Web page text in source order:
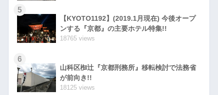
5
【KYOTO1192】(2019.1月現在) 今後オープ
ンする『京都』の主要ホテル特集!!
18765 views
6
山科区椥辻『京都刑務所』移転検討で法務省
が前向き!!
18125 views